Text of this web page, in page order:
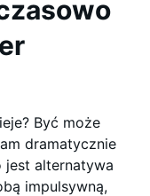
Być może
dramatycznie
jest alternatywa
impulsywną,